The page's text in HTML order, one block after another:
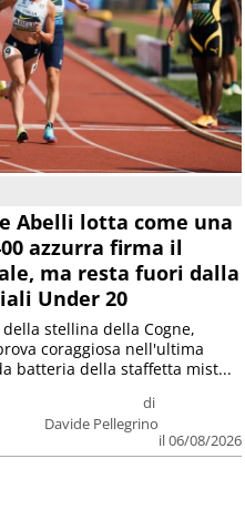
Abelli lotta come una
azzurra firma il
ma resta fuori dalla
Under 20
di
Davide Pellegrino
il 06/08/2026
stellina della Cogne,
coraggiosa nell'ultima
batteria della staffetta mist...